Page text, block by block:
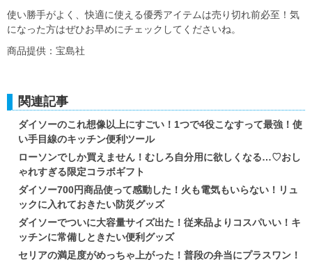
使い勝手がよく、快適に使える優秀アイテムは売り切れ前必至！気
になった方はぜひお早めにチェックしてくださいね。
商品提供：宝島社
関連記事
ダイソーのこれ想像以上にすごい！1つで4役こなすって最強！使
い手目線のキッチン便利ツール
ローソンでしか買えません！むしろ自分用に欲しくなる…♡おし
ゃれすぎる限定コラボギフト
ダイソー700円商品使って感動した！火も電気もいらない！リュ
ックに入れておきたい防災グッズ
ダイソーでついに大容量サイズ出た！従来品よりコスパいい！キ
ッチンに常備しときたい便利グッズ
セリアの満足度がめっちゃ上がった！普段の弁当にプラスワン！